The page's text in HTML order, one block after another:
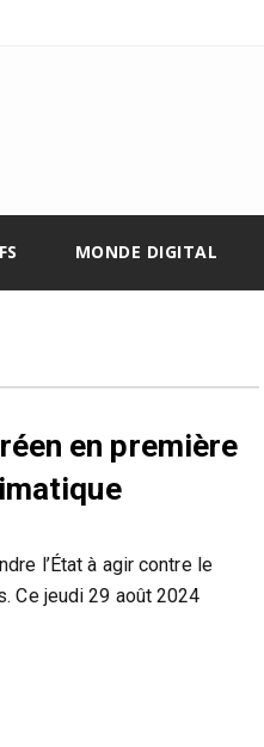
MONDE DIGITAL
en première
l’État à agir contre le
Ce jeudi 29 août 2024